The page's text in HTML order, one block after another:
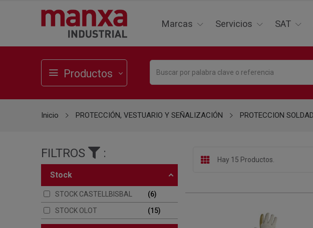
Marcas Servicios SAT
Productos
Inicio PROTECCIÓN, VESTUARIO Y SEÑALIZACIÓN PROTECCION
FILTROS :
stock
STOCK CASTELLBISBAL 6
STOCK OLOT 15
Hay 15 Productos.